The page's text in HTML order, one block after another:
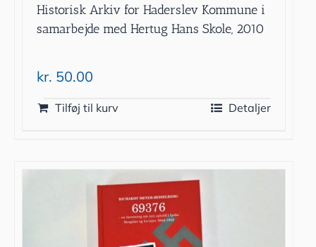
Historisk Arkiv for Haderslev Kommune i
samarbejde med Hertug Hans Skole, 2010
kr. 50.00
Tilføj til kurv Detaljer